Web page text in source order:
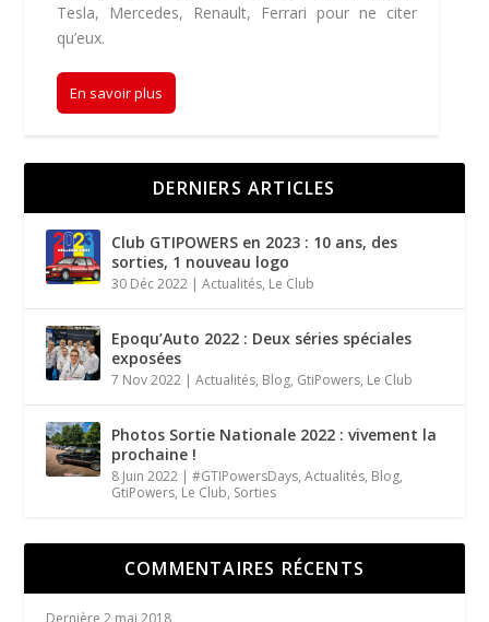
Tesla, Mercedes, Renault, Ferrari pour ne citer
qu’eux.
En savoir plus
DERNIERS ARTICLES
Club GTIPOWERS en 2023 : 10 ans, des
sorties, 1 nouveau logo
30 Déc 2022 |Actualités, Le Club
Epoqu’Auto 2022 : Deux séries spéciales
exposées
7 Nov 2022 |Actualités, Blog, GtiPowers, Le Club
Photos Sortie Nationale 2022 : vivement la
prochaine !
8 Juin 2022 |#GTIPowersDays,Actualités, Blog,
GtiPowers, Le Club, Sorties
COMMENTAIRES RÉCENTS
Dernière 2 mai 2018